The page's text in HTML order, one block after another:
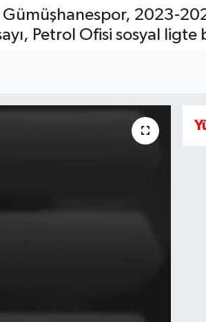
2023-
Petrol Ofisi sosyal